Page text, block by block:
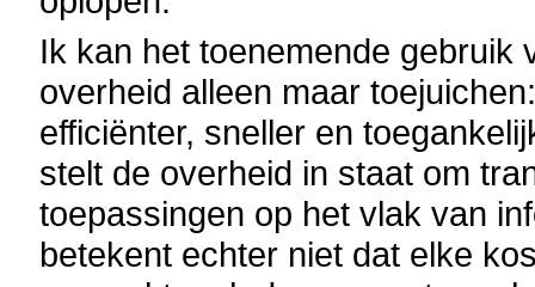
Ik kan het toenemende gebruik
overheid alleen maar
efficiënter, sneller en
stelt de overheid in staat om
toepassingen op het vlak van
betekent echter niet dat elke